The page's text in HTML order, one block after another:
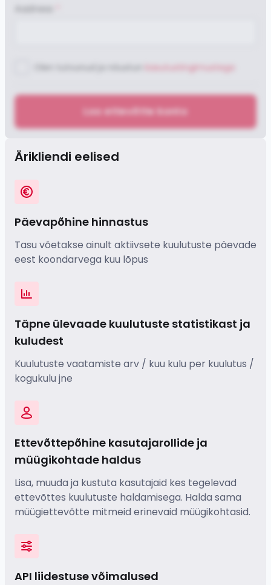
kasutustingimustega
Loo ettevõtte konto
Ärikliendi eelised
Päevapõhine hinnastus
Tasu võetakse ainult aktiivsete kuulutuste päevade
eest koondarvega kuu lõpus
Täpne ülevaade kuulutuste statistikast ja
kuludest
Kuulutuste vaatamiste arv / kuu kulu per kuulutus /
kogukulu jne
Ettevõttepõhine kasutajarollide ja
müügikohtade haldus
Lisa, muuda ja kustuta kasutajaid kes tegelevad
ettevõttes kuulutuste haldamisega. Halda sama
müügiettevõtte mitmeid erinevaid müügikohtasid.
API liidestuse võimalused